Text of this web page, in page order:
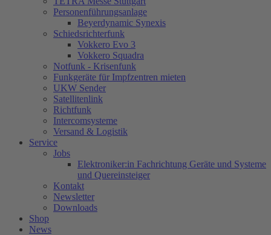
Personenführungsanlage
Beyerdynamic Synexis
Schiedsrichterfunk
Vokkero Evo 3
Vokkero Squadra
Notfunk - Krisenfunk
Funkgeräte für Impfzentren mieten
UKW Sender
Satellitenlink
Richtfunk
Intercomsysteme
Versand & Logistik
Service
Jobs
Elektroniker:in Fachrichtung Geräte und Systeme
und Quereinsteiger
Kontakt
Newsletter
Downloads
Shop
News